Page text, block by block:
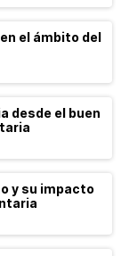
el ámbito del
desde el buen
y su impacto